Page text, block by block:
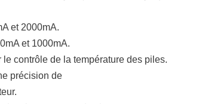
et 2000mA.
et 1000mA.
contrôle de la température des piles.
précision de